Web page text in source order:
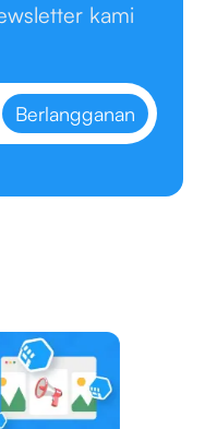
kami
Berlangganan